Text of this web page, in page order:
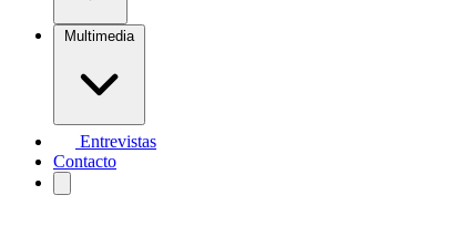
Multimedia
Entrevistas
Contacto